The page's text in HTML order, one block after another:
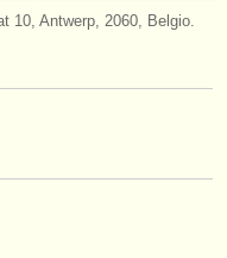
10, Antwerp, 2060, Belgio.